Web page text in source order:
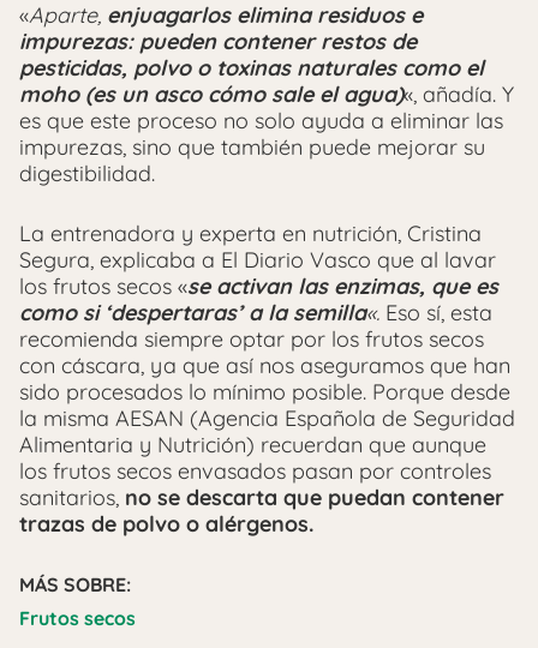
«Aparte, enjuagarlos elimina residuos e
impurezas: pueden contener restos de
pesticidas, polvo o toxinas naturales como el
moho (es un asco cómo sale el agua)«, añadía. Y
es que este proceso no solo ayuda a eliminar las
impurezas, sino que también puede mejorar su
digestibilidad.
La entrenadora y experta en nutrición, Cristina
Segura, explicaba a El Diario Vasco que al lavar
los frutos secos «se activan las enzimas, que es
como si ‘despertaras’ a la semilla«. Eso sí, esta
recomienda siempre optar por los frutos secos
con cáscara, ya que así nos aseguramos que han
sido procesados lo mínimo posible. Porque desde
la misma AESAN (Agencia Española de Seguridad
Alimentaria y Nutrición) recuerdan que aunque
los frutos secos envasados pasan por controles
sanitarios, no se descarta que puedan contener
trazas de polvo o alérgenos.
MÁS SOBRE:
Frutos secos